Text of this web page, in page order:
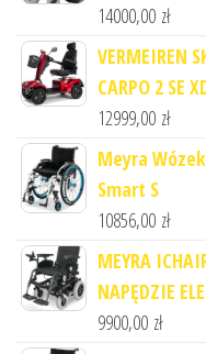
14000,00 zł
VERMEIREN
CARPO 2 SE
12999,00 zł
Meyra
Smart S
10856,00 zł
MEYRA
NAPĘDZIE
9900,00 zł